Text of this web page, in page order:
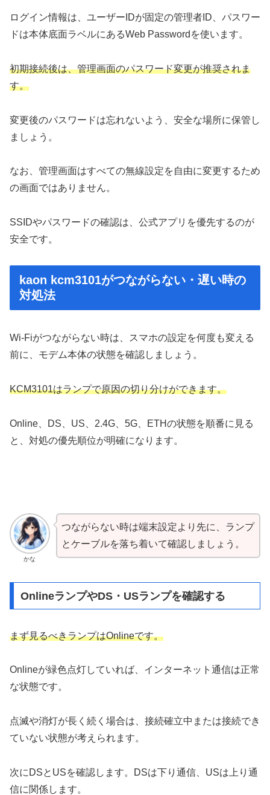
ログイン情報は、ユーザーIDが固定の管理者ID、パスワー
ドは本体底面ラベルにあるWeb Passwordを使います。
初期接続後は、管理画面のパスワード変更が推奨されま
す。
変更後のパスワードは忘れないよう、安全な場所に保管し
ましょう。
なお、管理画面はすべての無線設定を自由に変更するため
の画面ではありません。
SSIDやパスワードの確認は、公式アプリを優先するのが
安全です。
kaon kcm3101がつながらない・遅い時の
対処法
Wi-Fiがつながらない時は、スマホの設定を何度も変える
前に、モデム本体の状態を確認しましょう。
KCM3101はランプで原因の切り分けができます。
Online、DS、US、2.4G、5G、ETHの状態を順番に見る
と、対処の優先順位が明確になります。
かな
つながらない時は端末設定より先に、ランプ
とケーブルを落ち着いて確認しましょう。
OnlineランプやDS・USランプを確認する
まず見るべきランプはOnlineです。
Onlineが緑色点灯していれば、インターネット通信は正常
な状態です。
点滅や消灯が長く続く場合は、接続確立中または接続でき
ていない状態が考えられます。
次にDSとUSを確認します。DSは下り通信、USは上り通
信に関係します。